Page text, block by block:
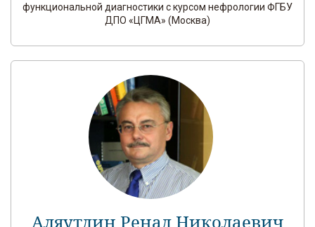
функциональной диагностики с курсом нефрологии ФГБУ
ДПО «ЦГМА» (Москва)
Аляутдин Ренад Николаевич